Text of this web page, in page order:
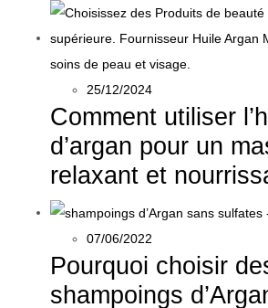
25/12/2024
Comment utiliser
d’argan pour un
relaxant et
07/06/2022
Pourquoi choisir
shampoings